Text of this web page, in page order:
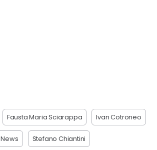
Fausta Maria Sciarappa Ivan Cotroneo
News Stefano Chiantini